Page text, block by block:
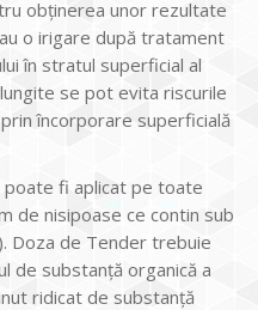
obţinerea unor rezultate
o irigare după tratament
în stratul superficial al
se pot evita riscurile
încorporare superficială
poate fi aplicat pe toate
de nisipoase ce contin sub
Doza de Tender trebuie
de substanţă organică a
ridicat de substanţă